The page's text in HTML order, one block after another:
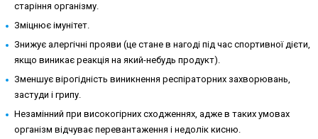
старіння організму.
Зміцнює імунітет.
Знижує алергічні прояви (це стане в нагоді під час спортивної дієти,
якщо виникає реакція на який-небудь продукт).
Зменшує вірогідність виникнення респіраторних захворювань,
застуди і грипу.
Незамінний при високогірних сходженнях, адже в таких умовах
організм відчуває перевантаження і недолік кисню.